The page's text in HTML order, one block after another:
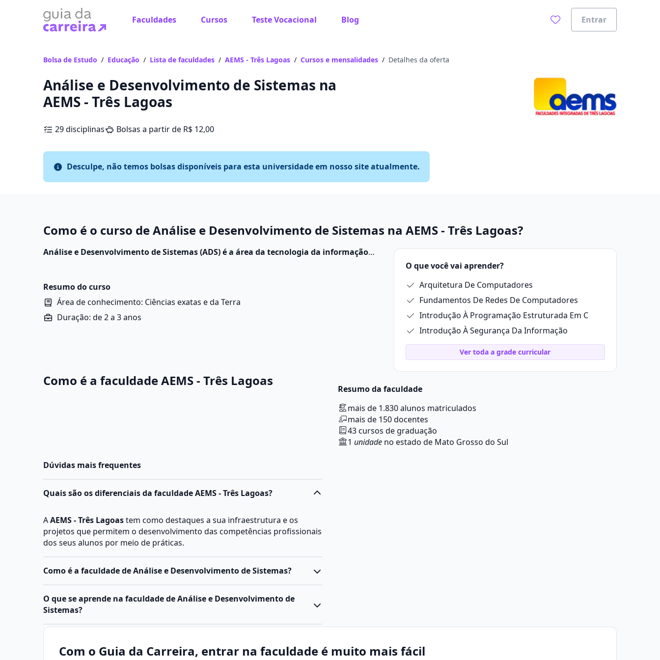
Faculdades Cursos Teste Vocacional Blog Entrar
Bolsa de Estudo / Educação / Lista de faculdades / AEMS - Três Lagoas / Cursos e mensalidades / Detalhes da oferta
Análise e Desenvolvimento de Sistemas na
AEMS - Três Lagoas
29 disciplinas Bolsas a partir de R$ 12,00
Desculpe, não temos bolsas disponíveis para esta universidade em nosso site atualmente.
Como é o curso de Análise e Desenvolvimento de Sistemas na AEMS - Três Lagoas?
Análise e Desenvolvimento de Sistemas (ADS) é a área da tecnologia da informação
Resumo do curso
Área de conhecimento: Ciências exatas e da Terra
Duração: de 2 a 3 anos
O que você vai aprender?
Arquitetura De Computadores
Fundamentos De Redes De Computadores
Introdução À Programação Estruturada Em C
Introdução À Segurança Da Informação
Ver toda a grade curricular
Como é a faculdade AEMS - Três Lagoas
Resumo da faculdade
mais de 1.830 alunos matriculados
mais de 150 docentes
43 cursos de graduação
1 unidade no estado de Mato Grosso do Sul
Dúvidas mais frequentes
Quais são os diferenciais da faculdade AEMS - Três Lagoas?
AAEMS - Três Lagoastem como destaques a sua infraestrutura e os
projetos que permitem o desenvolvimento das competências profissionais
dos seus alunos por meio de práticas.
Como é a faculdade de Análise e Desenvolvimento de Sistemas?
O curso de ADSforma profissionais capacitados para projetar, desenvolver
e gerenciar sistemas de
ágeis no desenvolvimento de sistemas.
Duração: Geralmente 2 a 3 anos em cursos técnicos ou tecnológicos;
O que se aprende na faculdade de Análise e Desenvolvimento de
Sistemas?
informação voltada para a criação, manutenção e evolução de
Com o Guia da Carreira, entrar na faculdade é muito mais fácil